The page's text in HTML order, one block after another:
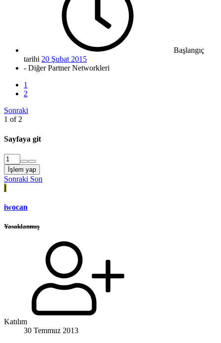
Başlangıç
tarihi 20 Şubat 2015
- Diğer Partner Networkleri
1
2
Sonraki
1 of 2
Sayfaya git
İşlem yap
Sonraki Son
I
iwocan
Yasaklanmış
Katılım
30 Temmuz 2013